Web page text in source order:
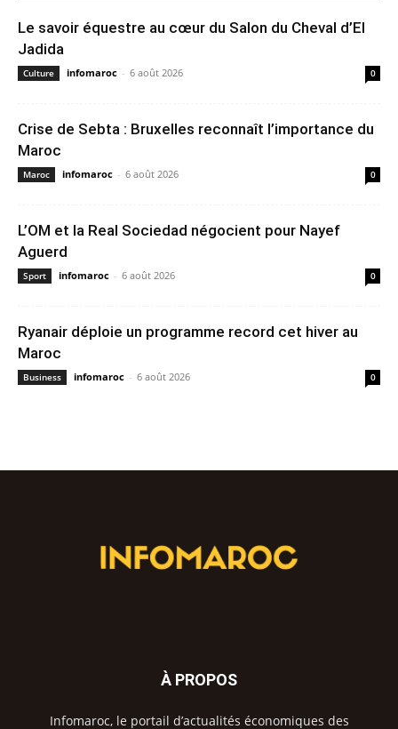
Le savoir équestre au cœur du Salon du Cheval d’El
Jadida
Culture infomaroc - 6 août 2026 0
Crise de Sebta : Bruxelles reconnaît l’importance du
Maroc
Maroc infomaroc - 6 août 2026 0
L’OM et la Real Sociedad négocient pour Nayef
Aguerd
Sport infomaroc - 6 août 2026 0
Ryanair déploie un programme record cet hiver au
Maroc
Business infomaroc - 6 août 2026 0
À PROPOS
Infomaroc, le portail d’actualités économiques des